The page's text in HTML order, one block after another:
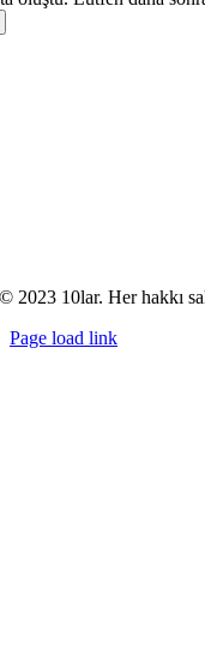
© 2023 10lar. Her hakkı
Page load link